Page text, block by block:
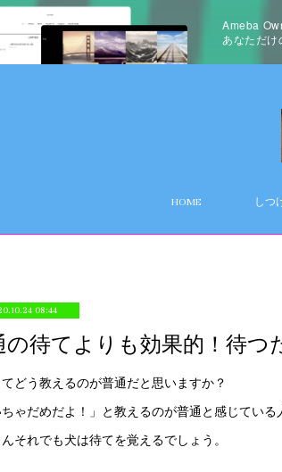
Ameba
あなただけ
HOME しつ
08:44
の待てよりも効果的！待つ
どう教えるのが普通だと思いますか？
ちゃだめだよ！」と教えるのが普通と感じている
それでも犬は待てを覚えるでしょう。